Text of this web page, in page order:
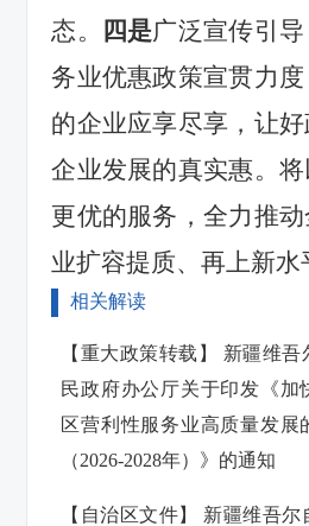
态。 四是广泛宣传引导
务业优惠政策宣贯力
的企业应享尽享 ，让
企业发展的真实惠。 将
更优的服务，全力推
业扩容提质、再上新水
相关解读
【重大政策转载】 新疆维吾
民政府办公厅关于印发《加
区营利性服务业高质量发展
（2026-2028年）》的通知
【自治区文件】 新疆维吾尔